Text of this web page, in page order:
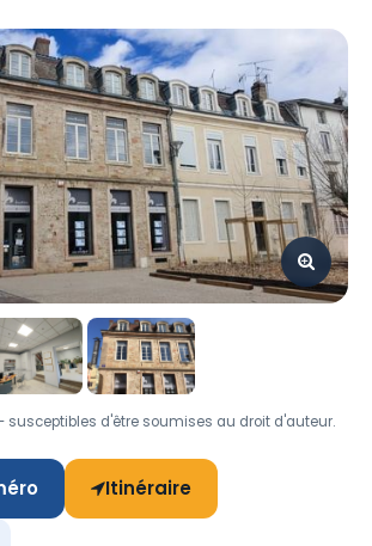
susceptibles d'être soumises au droit d'auteur.
Itinéraire